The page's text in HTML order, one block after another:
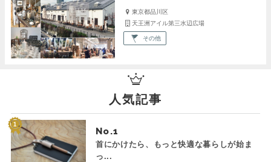
東京都品川区
天王洲アイル第三水辺広場
その他
人気記事
No.
首にかけたら、もっと快適な暮らしが始ま
っ...